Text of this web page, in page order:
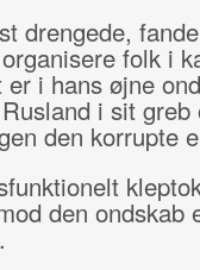
drengede,
folk i
i hans øjne
i sit greb
den korrupte
den ondskab